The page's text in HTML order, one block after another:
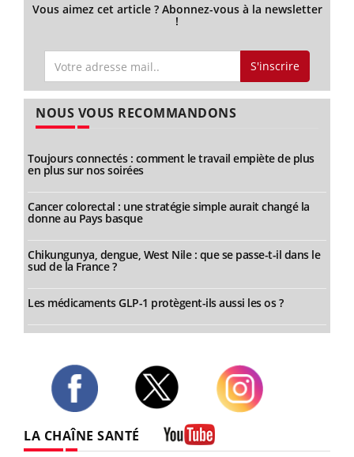
Vous aimez cet article ? Abonnez-vous à la newsletter
!
S'inscrire
NOUS VOUS RECOMMANDONS
Toujours connectés : comment le travail empiète de plus
en plus sur nos soirées
Cancer colorectal : une stratégie simple aurait changé la
donne au Pays basque
Chikungunya, dengue, West Nile : que se passe-t-il dans le
sud de la France ?
Les médicaments GLP-1 protègent-ils aussi les os ?
LA CHAÎNE SANTÉ